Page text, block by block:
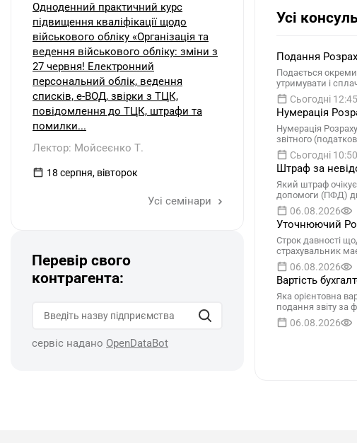
Усі
Подання
Подається
утримувати і
Сьогодні 12:45
Нумерація
Нумерація
звітного
Сьогодні 10:50
Штраф за
Який штраф
допомоги (ПФД)
06.08.2026
Уточнюючий
Строк давності
страхувальник
06.08.2026
Вартість
Яка орієнтовна
подання звіту
06.08.2026
Одноденний практичний курс
підвищення кваліфікації щодо
військового обліку «Організація та
ведення військового обліку: зміни з
27 червня! Електронний
персональний облік, ведення
списків, е-ВОД, звірки з ТЦК,
повідомлення до ТЦК, штрафи та
помилки...
Лектор: Мойсеєнко Т.
18 серпня, вівторок
Усі семінари
Перевір свого
контрагента:
сервіс надано OpenDataBot